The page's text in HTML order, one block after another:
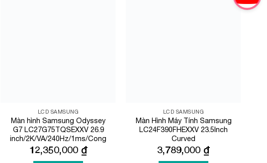
LCD SAMSUNG
Màn hình Samsung Odyssey
G7 LC27G75TQSEXXV 26.9
inch/2K/VA/240Hz/1ms/Cong
12,350,000 ₫
LCD SAMSUNG
Màn Hình Máy Tính Samsung
LC24F390FHEXXV 23.5Inch
Curved
3,789,000 ₫